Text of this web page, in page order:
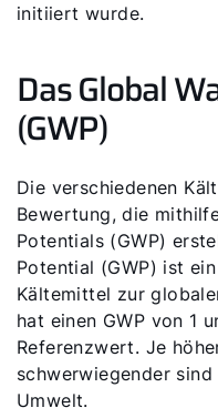
initiiert wurde.
Das Global
(GWP)
Die verschiedenen
Bewertung, die
Potentials (GWP)
Potential (GWP) ist
Kältemittel zur
hat einen GWP von 1
Referenzwert. Je
schwerwiegender
Umwelt.